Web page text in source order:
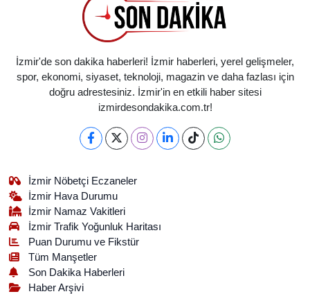
İzmir'de son dakika haberleri! İzmir haberleri, yerel gelişmeler,
spor, ekonomi, siyaset, teknoloji, magazin ve daha fazlası için
doğru adrestesiniz. İzmir'in en etkili haber sitesi
izmirdesondakika.com.tr!
İzmir Nöbetçi Eczaneler
İzmir Hava Durumu
İzmir Namaz Vakitleri
İzmir Trafik Yoğunluk Haritası
Puan Durumu ve Fikstür
Tüm Manşetler
Son Dakika Haberleri
Haber Arşivi